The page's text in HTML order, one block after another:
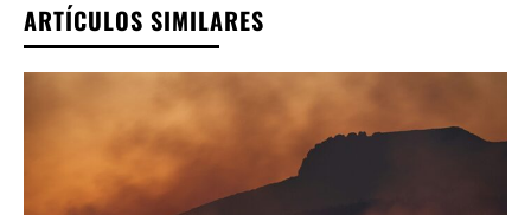
ARTÍCULOS SIMILARES